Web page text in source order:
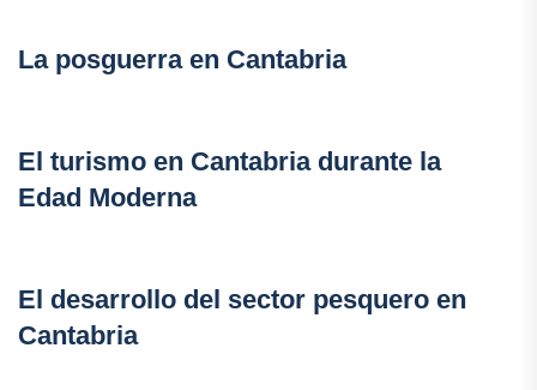
La posguerra en Cantabria
El turismo en Cantabria durante la
Edad Moderna
El desarrollo del sector pesquero en
Cantabria